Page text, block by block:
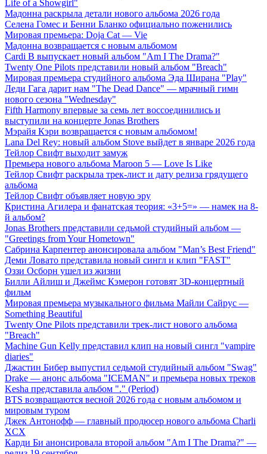
Life of a Showgirl"
Мадонна раскрыла детали нового альбома 2026 года
Селена Гомес и Бенни Бланко официально поженились
Мировая премьера: Doja Cat — Vie
Мадонна возвращается с новым альбомом
Cardi B выпускает новый альбом "Am I The Drama?"
Twenty One Pilots представили новый альбом "Breach"
Мировая премьера студийного альбома Эда Ширана "Play"
Леди Гага дарит нам "The Dead Dance" — мрачный гимн
нового сезона "Wednesday"
Fifth Harmony впервые за семь лет воссоединились и
выступили на концерте Jonas Brothers
Мэрайя Кэри возвращается с новым альбомом!
Lana Del Rey: новый альбом Stove выйдет в январе 2026 года
Тейлор Свифт выходит замуж
Премьера нового альбома Maroon 5 — Love Is Like
Тейлор Свифт раскрыла трек-лист и дату релиза грядущего
альбома
Тейлор Свифт объявляет новую эру
Кристина Агилера и фанатская теория: «3+5=» — намек на 8-
й альбом?
Jonas Brothers представили седьмой студийный альбом —
"Greetings from Your Hometown"
Сабрина Карпентер анонсировала альбом "Man’s Best Friend"
Деми Ловато представила новый сингл и клип "FAST"
Оззи Осборн ушел из жизни
Билли Айлиш и Джеймс Кэмерон готовят 3D-концертный
фильм
Мировая премьера музыкального фильма Майли Сайрус —
Something Beautiful
Twenty One Pilots представили трек-лист нового альбома
"Breach"
Machine Gun Kelly представил клип на новый сингл "vampire
diaries"
Джастин Бибер выпустил седьмой студийный альбом "Swag"
Drake — анонс альбома "ICEMAN" и премьера новых треков
Kesha представила альбом "." (Period)
BTS возвращаются весной 2026 года с новым альбомом и
мировым туром
Джек Антонофф — главный продюсер нового альбома Charli
XCX
Карди Би анонсировала второй альбом "Am I The Drama?" —